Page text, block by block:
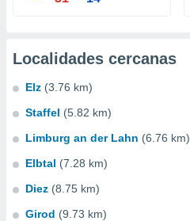
Localidades cercanas
Elz (3.76 km)
Staffel (5.82 km)
Limburg an der Lahn (6.76 km)
Elbtal (7.28 km)
Diez (8.75 km)
Girod (9.73 km)